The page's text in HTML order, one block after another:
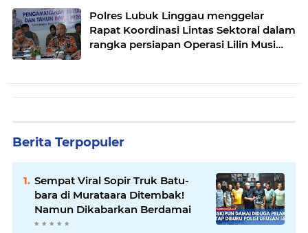
Polres Lubuk Linggau menggelar
Rapat Koordinasi Lintas Sektoral dalam
rangka persiapan Operasi Lilin Musi
Berita Terpopuler
Sempat Viral Sopir Truk Batu-
bara di Murataara Ditembak!
Namun Dikabarkan Berdamai